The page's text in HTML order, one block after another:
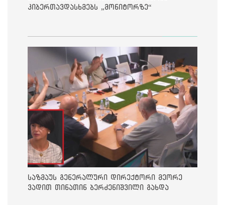
კიბერთავდასხმებს „მონიტორზე“
საზმაუს გენერალური დირექტორი მეორე
ვადით თინათინ ბერძენიშვილი გახდა